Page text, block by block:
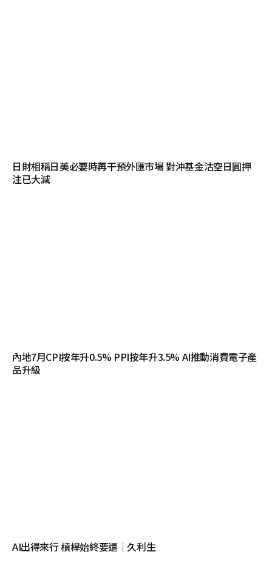
日財相稱日美必要時再干預外匯市場 對沖基金沽空日圓押
注已大減
內地7月CPI按年升0.5% PPI按年升3.5% AI推動消費電子產
品升級
AI出得來行 槓桿始終要還｜久利生